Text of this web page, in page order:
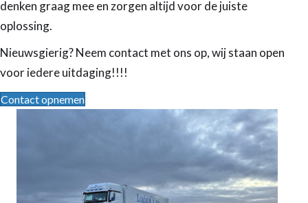
denken graag mee en zorgen altijd voor de juiste
oplossing.
Nieuwsgierig? Neem contact met ons op, wij staan open
voor iedere uitdaging!!!!
Contact opnemen